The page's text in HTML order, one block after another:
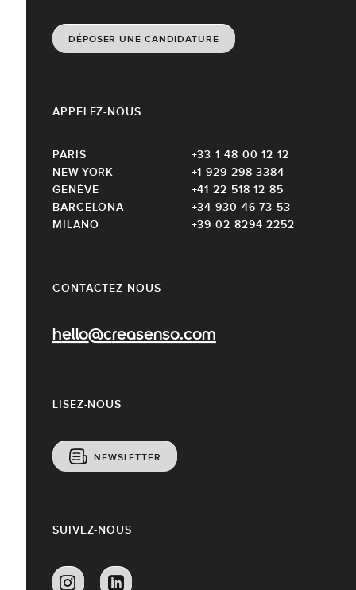
CONTACTEZ-NOUS
hello@creasenso.com
DÉPOSER UNE CANDIDATURE
LISEZ-NOUS
NEWSLETTER
APPELEZ-NOUS
PARIS
+33 1 48 00 12 12
NEW-YORK
+1 929 298 3384
GENÈVE
+41 22 518 12 85
BARCELONA
+34 930 46 73 53
MILANO
+39 02 8294 2252
SUIVEZ-NOUS